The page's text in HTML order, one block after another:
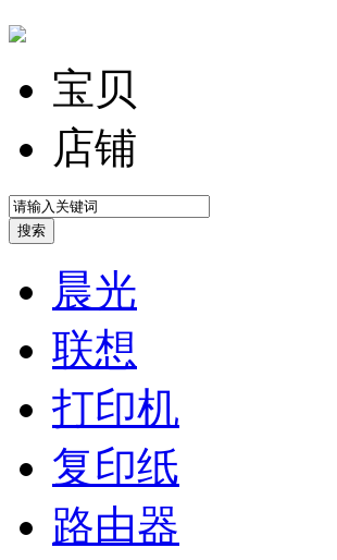
宝贝
店铺
晨光
联想
打印机
复印纸
路由器